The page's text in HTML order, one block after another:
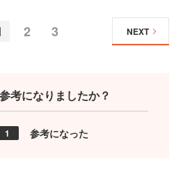
2 3 NEXT
考になりましたか？
1 参考になった